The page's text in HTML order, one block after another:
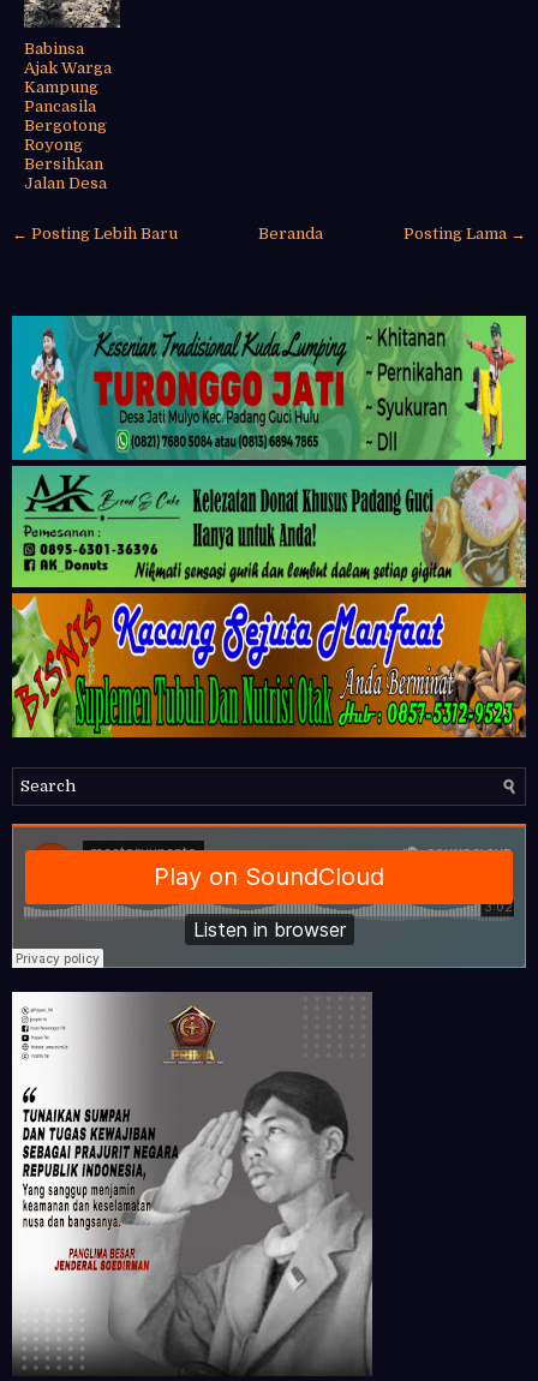
Babinsa
Ajak Warga
Kampung
Pancasila
Bergotong
Royong
Bersihkan
Jalan Desa
← Posting Lebih Baru Posting Lama →
Beranda